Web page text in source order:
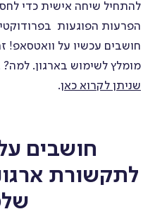
להתחיל שיחה אישית כדי
הפרעות הפוגעות
חושבים עכשיו על וואטסאפ!
מומלץ לשימוש בארגון. למה?
שניתן לקרוא כאן.
חושבים
לתקשורת